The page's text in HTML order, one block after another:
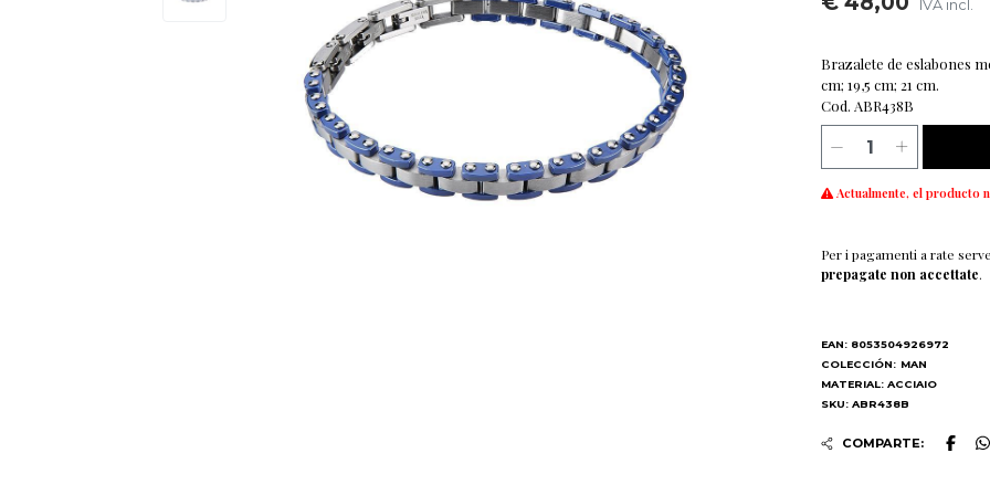
IVA incl.
Brazalete de eslabones
cm; 19,5 cm; 21 cm.
Cod. ABR438B
Actualmente, el producto
Per i pagamenti a rate
prepagate non accettate.
EAN: 8053504926972
COLECCIÓN: MAN
MATERIAL: ACCIAIO
SKU: ABR438B
COMPARTE: